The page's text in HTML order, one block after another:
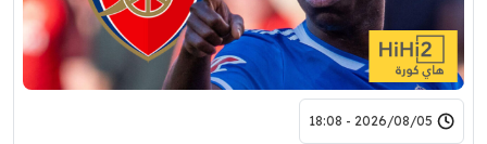
2026/08/05 - 18:08